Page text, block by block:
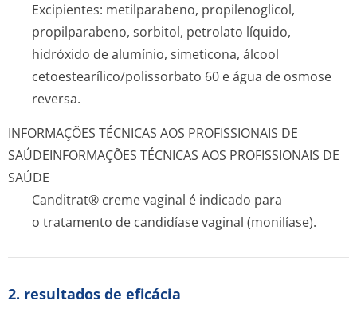
Excipientes: metilparabeno, propilenoglicol,
propilparabeno, sorbitol, petrolato líquido,
hidróxido de alumínio, simeticona, álcool
cetoestearíli­co/polissorba­to 60 e água de osmose
reversa.
INFORMAÇÕES TÉCNICAS AOS PROFISSIONAIS DE
SAÚDEINFORMAÇÕES TÉCNICAS AOS PROFISSIONAIS DE
SAÚDE
Canditrat® creme vaginal é indicado para
o tratamento de candidíase vaginal (monilíase).
2. resultados de eficácia